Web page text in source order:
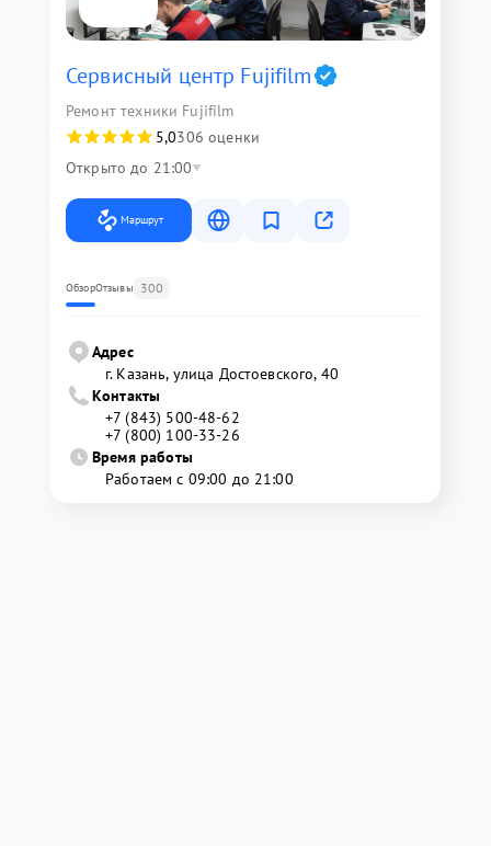
Сервисный центр Fujifilm
Ремонт техники Fujifilm
5,0306 оценки
Открыто до 21:00
Маршрут
ОбзорОтзывы 300
Адрес
г. Казань, улица Достоевского, 40
Контакты
+7 (843) 500-48-62
+7 (800) 100-33-26
Время работы
Работаем с 09:00 до 21:00